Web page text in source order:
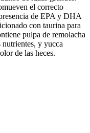
el correcto
de EPA y DHA
con taurina para
pulpa de remolacha
y yucca
de las heces.